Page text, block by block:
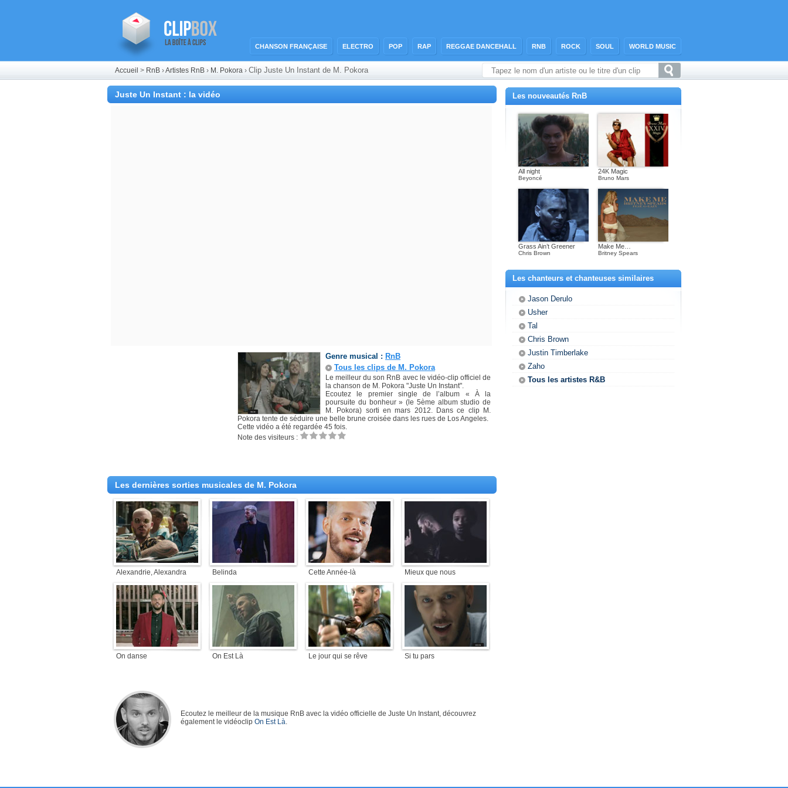
CHANSON FRANÇAISE ELECTRO POP RAP REGGAE DANCEHALL RNB ROCK SOUL WORLD MUSIC
Accueil > RnB ›Artistes RnB › M. Pokora › Clip Juste Un Instant de M. Pokora
Juste Un Instant : la vidéo
Genre musical : RnB
Tous les clips de M. Pokora
Le meilleur du son RnB avec le vidéo-clip officiel de
la chanson de M. Pokora "Juste Un Instant".
Ecoutez le premier single de l’album « À la
poursuite du bonheur » (le 5ème album studio de
M. Pokora) sorti en mars 2012. Dans ce clip M.
Pokora tente de séduire une belle brune croisée dans les rues de Los Angeles.
Cette vidéo a été regardée 45 fois.
Note des visiteurs :
Les dernières sorties musicales de M. Pokora
Alexandrie, Alexandra Belinda Cette Année-là Mieux que nous
On danse On Est Là Le jour qui se rêve Si tu pars
Ecoutez le meilleur de la musique RnB avec la vidéo officielle de Juste Un Instant, découvrez
également le vidéoclip On Est Là.
Les nouveautés RnB
All night
Beyoncé
24K Magic
Bruno Mars
Grass Ain’t Greener
Chris Brown
Make Me…
Britney Spears
Les chanteurs et chanteuses similaires
Jason Derulo
Usher
Tal
Chris Brown
Justin Timberlake
Zaho
Tous les artistes R&B